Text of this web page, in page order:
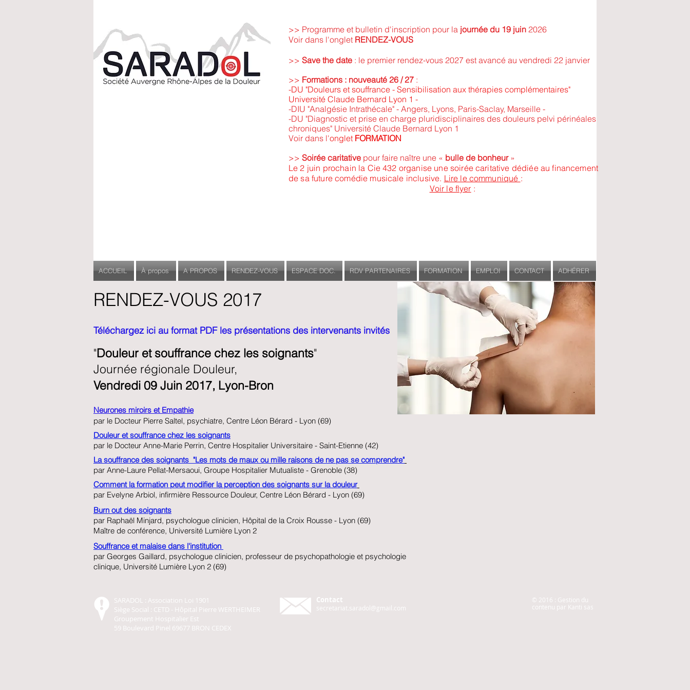
>> Programme et bulletin d'inscription pour la journée du 19 juin 2026
Voir dans l'onglet RENDEZ-VOUS
>> Save the date : le premier rendez-vous 2027 est avancé au vendredi 22 janvier
>> Formations : nouveauté 26 / 27 :
-DU "Douleurs et souffrance - Sensibilisation aux thérapies complémentaires"
Université Claude Bernard Lyon 1 -
-DIU "Analgésie Intrathécale" - Angers, Lyons, Paris-Saclay, Marseille -
-DU "Diagnostic et prise en charge pluridisciplinaires des douleurs pelvi périnéales
chroniques" Université Claude Bernard Lyon 1
Voir dans l'onglet FORMATION
>> Soirée caritative pour faire naître une « bulle de bonheur »
​Le 2 juin prochain la Cie 432 organise une soirée caritative dédiée au financement
de sa future comédie musicale inclusive. Lire le communiqué :
Voir le flyer :
ACCUEIL À propos A PROPOS RENDEZ-VOUS ESPACE DOC. RDV PARTENAIRES FORMATION EMPLOI CONTACT ADHÉRER
RENDEZ-VOUS 2017
Téléchargez ici au format PDF les présentations des intervenants invités
"Douleur et souffrance chez les soignants"
Journée régionale Douleur,
Vendredi 09 Juin 2017, Lyon-Bron
Neurones miroirs et Empathie
par le Docteur Pierre Saltel, psychiatre, Centre Léon Bérard - Lyon (69)
Douleur et souffrance chez les soignants
par le Docteur Anne-Marie Perrin, Centre Hospitalier Universitaire - Saint-Etienne (42)
La souffrance des soignants "Les mots de maux ou mille raisons de ne pas se comprendre"
par Anne-Laure Pellat-Mersaoui, Groupe Hospitalier Mutualiste - Grenoble (38)
Comment la formation peut modifier la perception des soignants sur la douleur
par Evelyne Arbiol, infirmière Ressource Douleur, Centre Léon Bérard - Lyon (69)
Burn out des soignants
par Raphaël Minjard, psychologue clinicien, Hôpital de la Croix Rousse - Lyon (69)
Maître de conférence, Université Lumière Lyon 2
Souffrance et malaise dans l'institution
par Georges Gaillard, psychologue clinicien, professeur de psychopathologie et psychologie
clinique, Université Lumière Lyon 2 (69)
SARADOL : Association Loi 1901
Siège Social : CETD - Hôpital Pierre WERTHEIMER
Groupement Hospitalier Est
59 Boulevard Pinel 69677 BRON CEDEX
Contact
secretariat.saradol@gmail.com
© 2016 : Gestion du
contenu par Kanti sas